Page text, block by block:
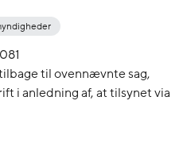
til ovennævnte sag,
i anledning af, at tilsynet via